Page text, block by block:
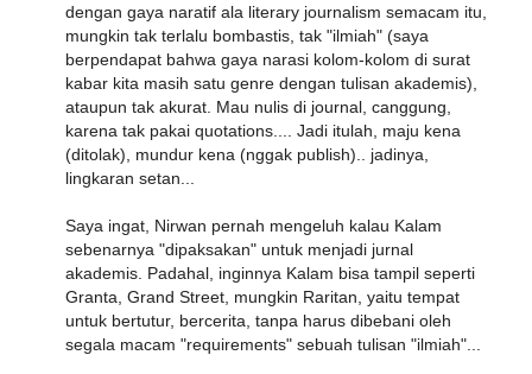
dengan gaya naratif ala literary journalism semacam itu,
mungkin tak terlalu bombastis, tak "ilmiah" (saya
berpendapat bahwa gaya narasi kolom-kolom di surat
kabar kita masih satu genre dengan tulisan akademis),
ataupun tak akurat. Mau nulis di journal, canggung,
karena tak pakai quotations.... Jadi itulah, maju kena
(ditolak), mundur kena (nggak publish).. jadinya,
lingkaran setan...
Saya ingat, Nirwan pernah mengeluh kalau Kalam
sebenarnya "dipaksakan" untuk menjadi jurnal
akademis. Padahal, inginnya Kalam bisa tampil seperti
Granta, Grand Street, mungkin Raritan, yaitu tempat
untuk bertutur, bercerita, tanpa harus dibebani oleh
segala macam "requirements" sebuah tulisan "ilmiah"...